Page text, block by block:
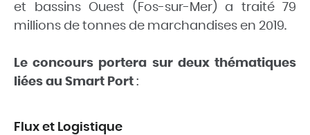
et bassins Ouest (Fos-sur-Mer) a traité 79
millions de tonnes de marchandises en 2019.
Le concours portera sur deux thématiques
liées au Smart Port :
Flux et Logistique